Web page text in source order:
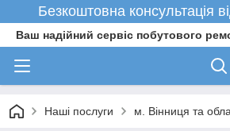
Безкоштовна консультація
Ваш надійний сервіс побутового
Наші послуги м. Вінниця та